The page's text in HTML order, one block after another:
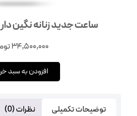
ساعت جدید زنانه نگین دار 1-8573 Laxmi
34,500,000
افزودن به سبد
توضیحات تکمیلی نظرات (0)